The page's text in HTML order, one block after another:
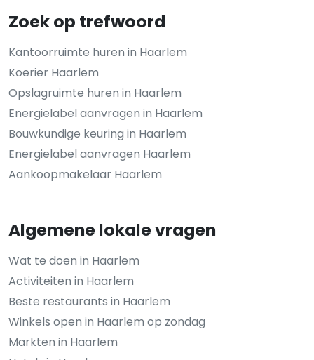
Zoek op trefwoord
Kantoorruimte huren in Haarlem
Koerier Haarlem
Opslagruimte huren in Haarlem
Energielabel aanvragen in Haarlem
Bouwkundige keuring in Haarlem
Energielabel aanvragen Haarlem
Aankoopmakelaar Haarlem
Algemene lokale vragen
Wat te doen in Haarlem
Activiteiten in Haarlem
Beste restaurants in Haarlem
Winkels open in Haarlem op zondag
Markten in Haarlem